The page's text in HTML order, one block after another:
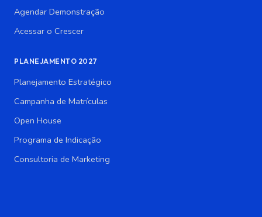
Agendar Demonstração
Acessar o Crescer
PLANEJAMENTO 2027
Planejamento Estratégico
Campanha de Matrículas
Open House
Programa de Indicação
Consultoria de Marketing